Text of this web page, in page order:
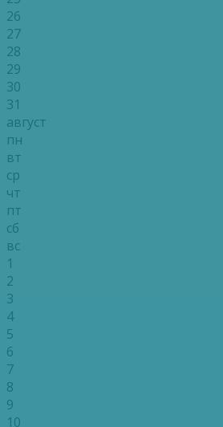
26
27
28
29
30
31
август
пн
вт
ср
чт
пт
сб
вс
1
2
3
4
5
6
7
8
9
10